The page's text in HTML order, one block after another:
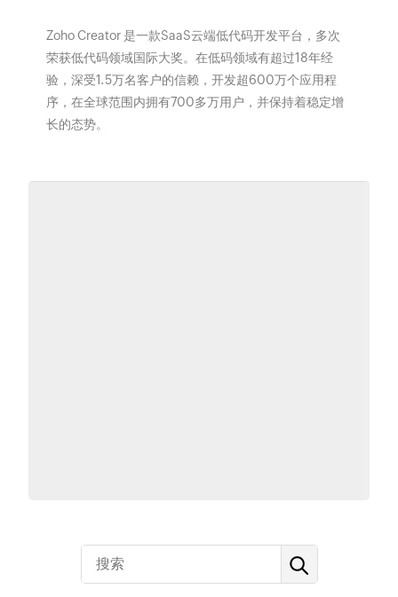
Zoho Creator 是一款SaaS云端低代码开发平台，多次
荣获低代码领域国际大奖。在低码领域有超过18年经
验，深受1.5万名客户的信赖，开发超600万个应用程
序，在全球范围内拥有700多万用户，并保持着稳定增
长的态势。